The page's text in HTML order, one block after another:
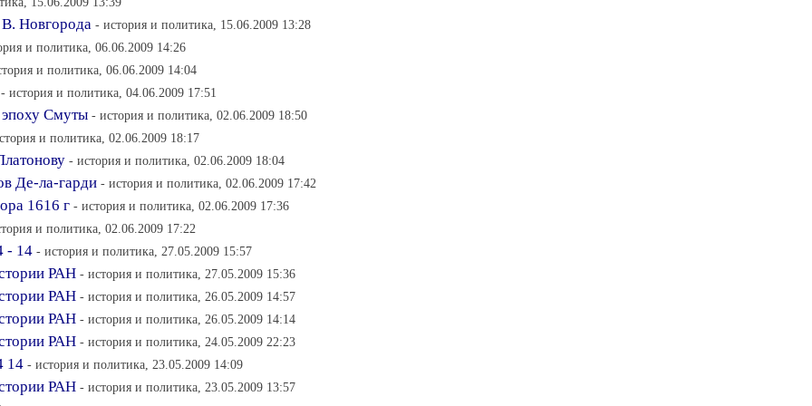
Новгорода - история и политика, 15.06.2009 13:28
и политика, 06.06.2009 14:26
и политика, 06.06.2009 14:04
- история и политика, 04.06.2009 17:51
Смуты - история и политика, 02.06.2009 18:50
и политика, 02.06.2009 18:17
- история и политика, 02.06.2009 18:04
Де-ла-гарди - история и политика, 02.06.2009 17:42
1616 г - история и политика, 02.06.2009 17:36
и политика, 02.06.2009 17:22
- 14 - история и политика, 27.05.2009 15:57
РАН - история и политика, 27.05.2009 15:36
РАН - история и политика, 26.05.2009 14:57
РАН - история и политика, 26.05.2009 14:14
РАН - история и политика, 24.05.2009 22:23
14 - история и политика, 23.05.2009 14:09
РАН - история и политика, 23.05.2009 13:57